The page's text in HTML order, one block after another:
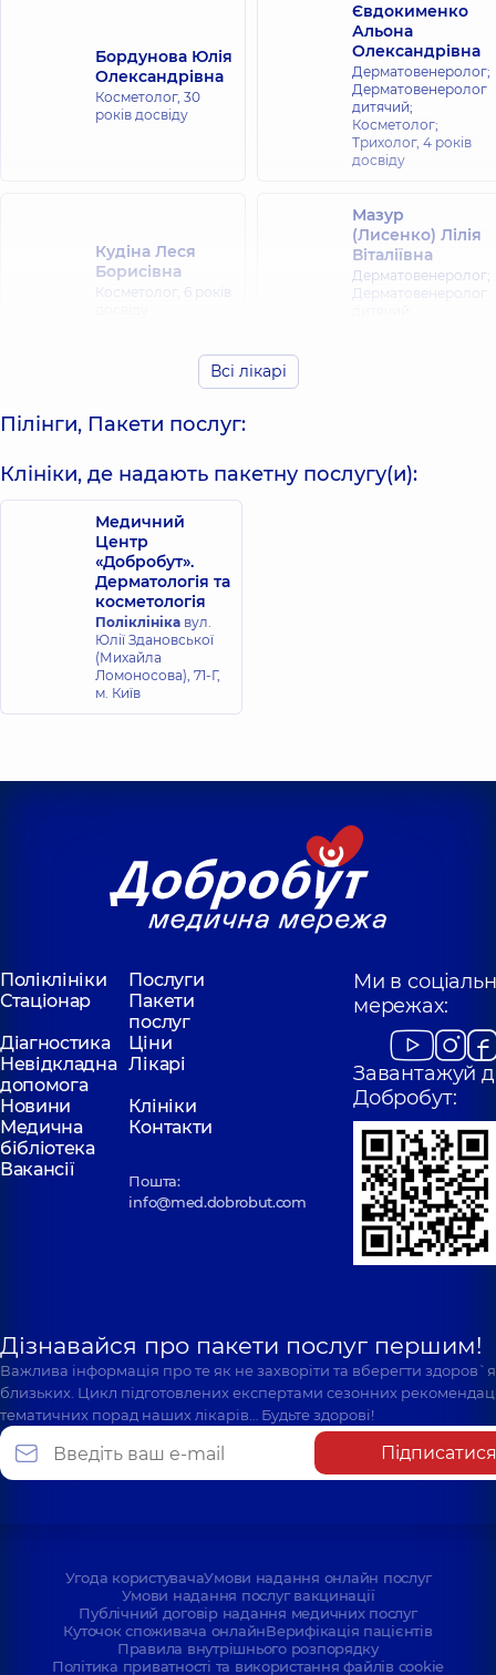
Бордунова Юлія
Олександрівна
Косметолог, 30
років досвіду
Євдокименко
Альона
Олександрівна
Дерматовенеролог;
Дерматовенеролог
дитячий;
Косметолог;
Трихолог, 4 років
досвіду
Кудіна Леся
Борисівна
Косметолог, 6 років
Мазур
(Лисенко) Лілія
Віталіївна
Дерматовенеролог;
Дерматовенеролог
Олена Сергіївна
дитячий;
Косметолог;
Трихолог,8 років
досвіду
Всі лікарі
Пілінги, Пакети послуг:
Клініки, де надають пакетну послугу(и):
Медичний
Центр
«Добробут».
Дерматологія та
косметологія
Поліклініка вул.
Юлії Здановської
(Михайла
Ломоносова), 71-Г,
м. Київ
Поліклініки
Послуги
Стаціонар
Пакети
послуг
Діагностика
Ціни
Невідкладна
допомога
Лікарі
Новини
Клініки
Медична
бібліотека
Контакти
Вакансії
Пошта:
info@med.dobrobut.com
Ми в
мережах:
Завантажуй
Добробут:
Дізнавайся про пакети послуг першим!
Важлива інформація про те як не захворіти та вберегти
близьких. Цикл підготовлених експертами сезонних
тематичних порад наших лікарів… Будьте здорові!
Підписатися
Угода користувачаУмови надання онлайн послуг
Умови надання послуг вакцинації
Публічний договір надання медичних послуг
Куточок споживача онлайнВерифікація пацієнтів
Правила внутрішнього розпорядку
Політика приватності та використання файлів cookie